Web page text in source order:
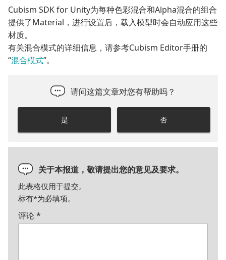
Cubism SDK for Unity为每种色彩混合和Alpha混合的组合
提供了Material，进行设置后，载入模型时会自动应用这些
材质。
有关混合模式的详细信息，请参考Cubism Editor手册的
“混合模式”。
请问这篇文章对您有帮助吗？
是 否
关于本报道，敬请提出您的意见及要求。
此表格仅用于提交。
标有*为必填项。
评论*